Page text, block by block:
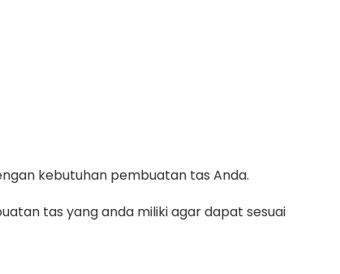
kebutuhan pembuatan tas Anda.
tas yang anda miliki agar dapat sesuai